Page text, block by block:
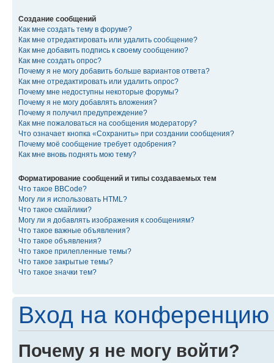
Создание сообщений
Как мне создать тему в форуме?
Как мне отредактировать или удалить сообщение?
Как мне добавить подпись к своему сообщению?
Как мне создать опрос?
Почему я не могу добавить больше вариантов ответа?
Как мне отредактировать или удалить опрос?
Почему мне недоступны некоторые форумы?
Почему я не могу добавлять вложения?
Почему я получил предупреждение?
Как мне пожаловаться на сообщения модератору?
Что означает кнопка «Сохранить» при создании сообщения?
Почему моё сообщение требует одобрения?
Как мне вновь поднять мою тему?
Форматирование сообщений и типы создаваемых тем
Что такое BBCode?
Могу ли я использовать HTML?
Что такое смайлики?
Могу ли я добавлять изображения к сообщениям?
Что такое важные объявления?
Что такое объявления?
Что такое прилепленные темы?
Что такое закрытые темы?
Что такое значки тем?
Вход на конференцию
Почему я не могу войти?